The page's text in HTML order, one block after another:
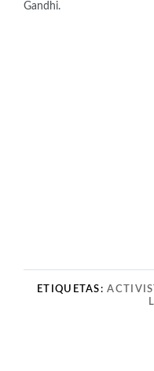
Gandhi.
ETIQUETAS: